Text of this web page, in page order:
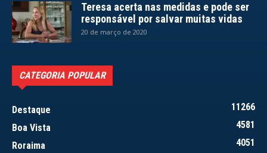
Teresa acerta nas medidas e pode ser
responsável por salvar muitas vidas
20 de março de 2020
CATEGORIA POPULAR
Destaque
11266
Boa Vista
4581
Roraima
4051